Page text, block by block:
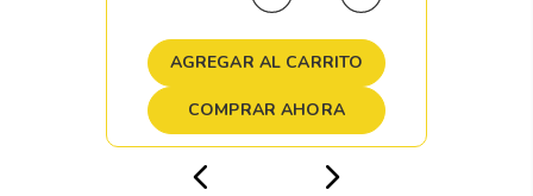
AGREGAR AL CARRITO
COMPRAR AHORA